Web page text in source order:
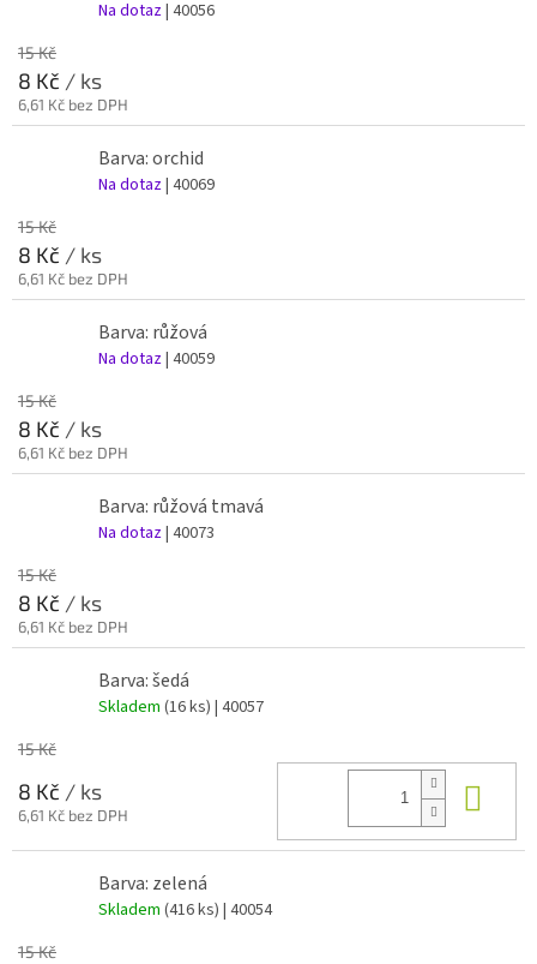
Na dotaz| 40056
15 Kč
8 Kč / ks
6,61 Kč bez DPH
Barva: orchid
Na dotaz| 40069
15 Kč
8 Kč / ks
6,61 Kč bez DPH
Barva: růžová
Na dotaz| 40059
15 Kč
8 Kč / ks
6,61 Kč bez DPH
Barva: růžová tmavá
Na dotaz| 40073
15 Kč
8 Kč / ks
6,61 Kč bez DPH
Barva: šedá
Skladem (16 ks) | 40057
15 Kč
8 Kč / ks
6,61 Kč bez DPH
Barva: zelená
Skladem (416 ks) | 40054
15 Kč